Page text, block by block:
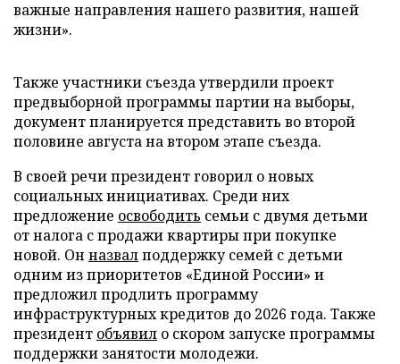
важные направления нашего развития, нашей
жизни».
Также участники съезда утвердили проект
предвыборной программы партии на выборы,
документ планируется представить во второй
половине августа на втором этапе съезда.
В своей речи президент говорил о новых
социальных инициативах. Среди них
предложение освободить семьи с двумя детьми
от налога с продажи квартиры при покупке
новой. Он назвалподдержку семей с детьми
одним из приоритетов «Единой России» и
предложил продлить программу
инфраструктурных кредитов до 2026 года. Также
президент объявил о скором запуске программы
поддержки занятости молодежи.